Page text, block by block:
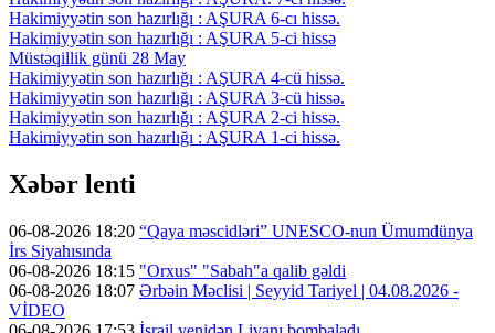
Hakimiyyətin son hazırlığı : AŞURA 6-cı hissə.
Hakimiyyətin son hazırlığı : AŞURA 5-ci hissə
Müstəqillik günü 28 May
Hakimiyyətin son hazırlığı : AŞURA 4-cü hissə.
Hakimiyyətin son hazırlığı : AŞURA 3-cü hissə.
Hakimiyyətin son hazırlığı : AŞURA 2-ci hissə.
Hakimiyyətin son hazırlığı : AŞURA 1-ci hissə.
Xəbər lenti
06-08-2026 18:20 “Qaya məscidləri” UNESCO-nun Ümumdünya
İrs Siyahısında
06-08-2026 18:15 "Orxus" "Sabah"a qalib gəldi
06-08-2026 18:07 Ərbəin Məclisi | Seyyid Tariyel | 04.08.2026 -
VİDEO